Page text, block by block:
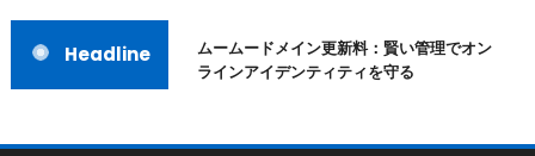
Headline
ムームードメイン更新料：賢い管理でオン
ラインアイデンティティを守る